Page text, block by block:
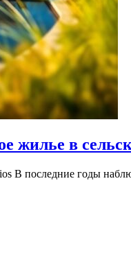
жилье в
В последние годы